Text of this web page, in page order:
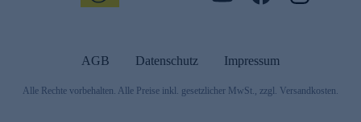
AGB Datenschutz Impressum
Alle Rechte vorbehalten. Alle Preise inkl. gesetzlicher MwSt., zzgl. Versandkosten.